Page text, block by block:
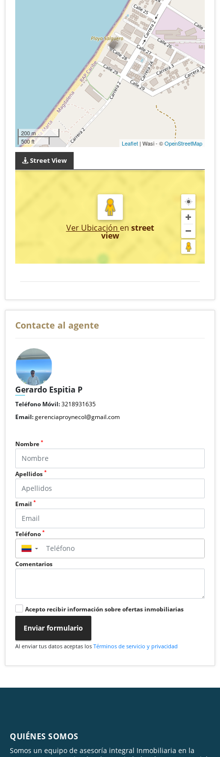
200 m
500 ft
Leaflet | Wasi - ©OpenStreetMap
Street View
Ver Ubicación en street
view
Contacte al agente
Gerardo Espitia P
Teléfono Móvil:3218931635
Email:gerenciaproynecol@gmail.com
Nombre *
Apellidos *
Email *
Teléfono *
▼
Comentarios
Acepto recibir información sobre ofertas inmobiliarias
Enviar formulario
Al enviar tus datos aceptas los Términos de servicio y privacidad
QUIÉNES SOMOS
Somos un equipo de asesoría integral Inmobiliaria en la